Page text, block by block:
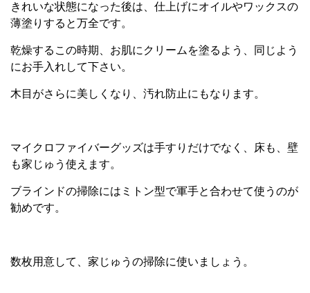
きれいな状態になった後は、仕上げにオイルやワックスの
薄塗りすると万全です。
乾燥するこの時期、お肌にクリームを塗るよう、同じよう
にお手入れして下さい。
木目がさらに美しくなり、汚れ防止にもなります。
マイクロファイバーグッズは手すりだけでなく、床も、壁
も家じゅう使えます。
ブラインドの掃除にはミトン型で軍手と合わせて使うのが
勧めです。
数枚用意して、家じゅうの掃除に使いましょう。